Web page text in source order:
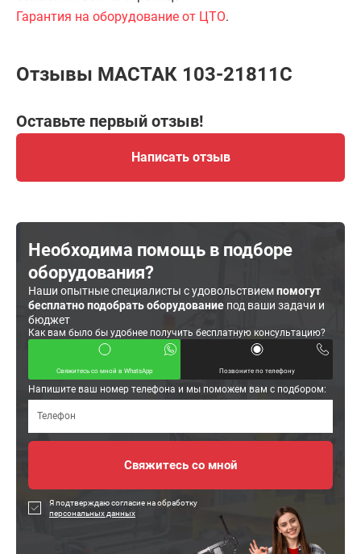
Гарантия на оборудование от ЦТО.
Отзывы МАСТАК 103-21811C
Оставьте первый отзыв!
Написать отзыв
Необходима помощь в подборе
оборудования?
Наши опытные специалисты с удовольствиемпомогут
бесплатно подобрать оборудование под ваши задачи и
бюджет
Как вам было бы удобнее получить бесплатную консультацию?
Свяжитесь со мной в WhatsApp Позвоните по телефону
Напишите ваш номер телефона и мы поможем вам с подбором:
Я подтверждаю согласие на обработку
персональных данных